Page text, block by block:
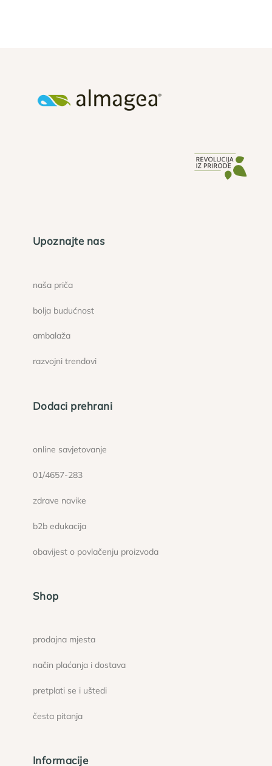
Upoznajte nas
naša priča
bolja budućnost
ambalaža
razvojni trendovi
Dodaci prehrani
online savjetovanje
01/4657-283
zdrave navike
b2b edukacija
obavijest o povlačenju proizvoda
Shop
prodajna mjesta
način plaćanja i dostava
pretplati se i uštedi
česta pitanja
Informacije